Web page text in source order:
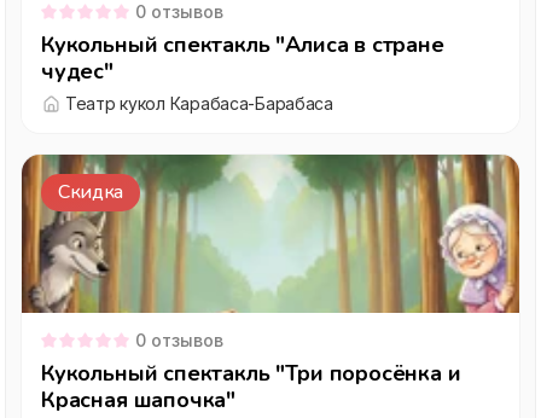
0 отзывов
Кукольный спектакль "Алиса в стране
чудес"
Театр кукол Карабаса-Барабаса
Скидка
0 отзывов
Кукольный спектакль "Три поросёнка и
Красная шапочка"